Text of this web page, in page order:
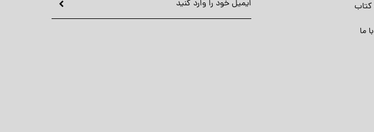
کتاب
ما